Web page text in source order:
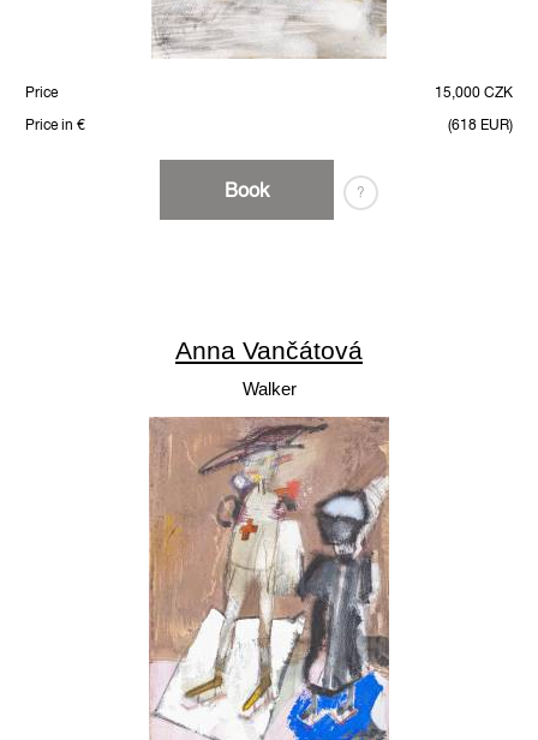
Price
15,000 CZK
Price in €
(618 EUR)
Book ?
Anna Vančátová
Walker